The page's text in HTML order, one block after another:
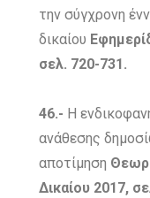
την σύγχρονη
δικαίου
σελ. 720-731.
46.- Η
ανάθεσης
αποτίμηση
Δικαίου 2017,